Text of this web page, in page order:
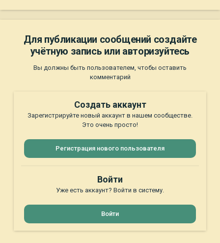
Для публикации сообщений создайте
учётную запись или авторизуйтесь
Вы должны быть пользователем, чтобы оставить
комментарий
Создать аккаунт
Зарегистрируйте новый аккаунт в нашем сообществе.
Это очень просто!
Регистрация нового пользователя
Войти
Уже есть аккаунт? Войти в систему.
Войти